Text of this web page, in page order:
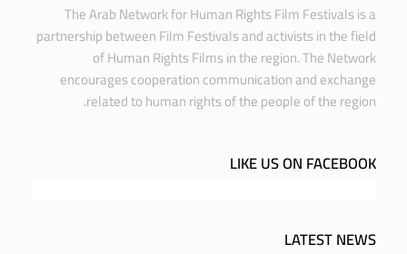
The Arab Network for Human Rights Film Festivals is a
partnership between Film Festivals and activists in the field
of Human Rights Films in the region. The Network
encourages cooperation communication and exchange
related to human rights of the people of the region.
LIKE US ON FACEBOOK
LATEST NEWS